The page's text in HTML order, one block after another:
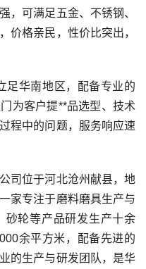
，可满足五金、不锈钢、
价格亲民，性价比突出，
华南地区，配备专业的
为客户提**品选型、技术
程中的问题，服务响应速
位于河北沧州献县，地
家专注于磨料磨具生产与
砂轮等产品研发生产十余
余平方米，配备先进的
的生产与研发团队，是华